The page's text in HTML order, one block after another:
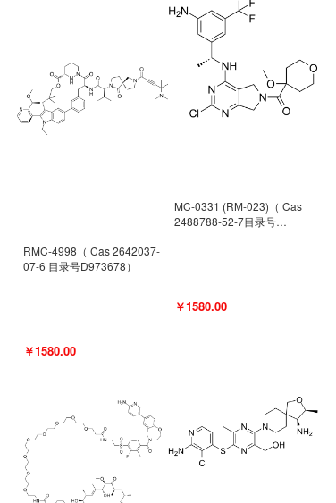
RMC-4998（ Cas 2642037-
07-6 目录号D973678）
￥1580.00
MC-0331 (RM-023)（ Cas
2488788-52-7目录号
￥1580.00